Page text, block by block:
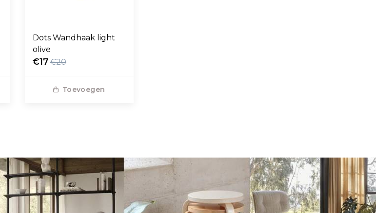
Dots Wandhaak light
olive
€17 €20
Toevoegen